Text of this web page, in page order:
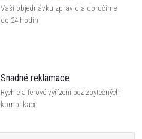
Vaši objednávku zpravidla doručíme
do 24 hodin
Snadné reklamace
Rychlé a férové vyřízení bez zbytečných
komplikací